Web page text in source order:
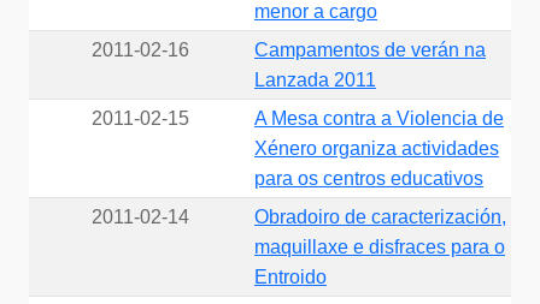
menor a cargo
2011-02-16
Campamentos de verán na
Lanzada 2011
2011-02-15
A Mesa contra a Violencia de
Xénero organiza actividades
para os centros educativos
2011-02-14
Obradoiro de caracterización,
maquillaxe e disfraces para o
Entroido